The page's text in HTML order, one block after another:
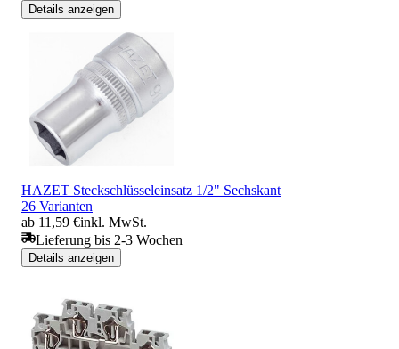
Details anzeigen
HAZET Steckschlüsseleinsatz 1/2" Sechskant
26 Varianten
ab 11,59 €inkl. MwSt.
Lieferung bis 2-3 Wochen
Details anzeigen